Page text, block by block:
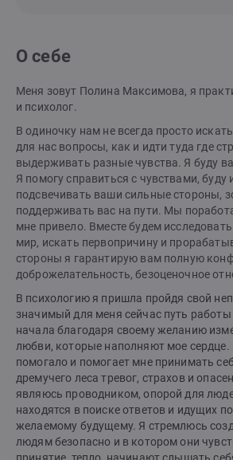
О себе
Меня зовут Полина Максимова, я
и психолог.
В одиночку нам не всегда просто
для нас вопросы, как и идти туда где
выдерживать разные чувства. Я буду
Я помогу справиться с чувствами, буду
подсвечивать ваши сильные стороны,
поддерживать вас на пути. Мы
мне привело. Вместе будем
мир, искать первопричину и
стороны я гарантирую вам полную
доброжелательность, безоценочное
В психологию я пришла пройдя свой
значимый для меня сейчас путь работы
начала благодаря своему желанию
любви, которые наполняют мое сердце.
помогало и помогает мне принимать
дремучего леса тревог, страхов и
являюсь проводником, опорой для
находятся в поиске ответов и идущих
желаемому будущему. Я стремлюсь
людям безопасно и в котором они